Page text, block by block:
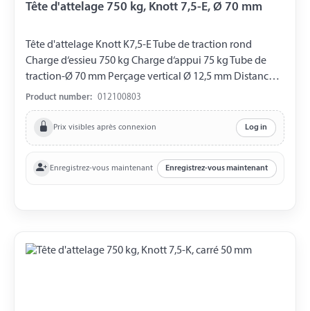
Tête d'attelage 750 kg, Knott 7,5-E, Ø 70 mm
Tête d'attelage Knott K7,5-E Tube de traction rond
Charge d‘essieu 750 kg Charge d‘appui 75 kg Tube de
traction-Ø 70 mm Perçage vertical Ø 12,5 mm Distance
entre les Perçages 90 mm
Product number: 012100803
Prix visibles après connexion Log in
Enregistrez-vous maintenant Enregistrez-vous maintenant